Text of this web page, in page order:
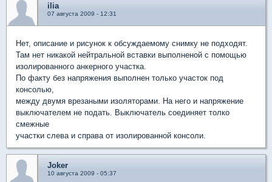
ilia
07 августа 2009 - 12:31
Нет, описание и рисунок к обсуждаемому снимку не подходят.
Там нет никакой нейтральной вставки выполненой с помощью
изолированного анкерного участка.
По факту без напряжения выполнен только участок под
консолью,
между двумя врезаными изоляторами. На него и напряжение
выключателем не подать. Выключатель соединяет толко
смежные
участки слева и справа от изолированной консоли.
Joker
10 августа 2009 - 05:37